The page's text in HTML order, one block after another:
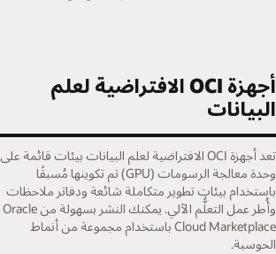
أجهزة OCI الافتراضية لعلم
البيانات
تعد أجهزة OCI الافتراضية لعلم البيانات بيئات قائمة على
وحدة معالجة الرسومات (GPU) تم تكوينها مُسبقًا
باستخدام بيئات تطوير متكاملة شائعة ودفاتر ملاحظات
وأُطر عمل التعلُّم الآلي. يمكنك النشر بسهولة من Oracle
Cloud Marketplace باستخدام مجموعة من أنماط
الحوسبة.